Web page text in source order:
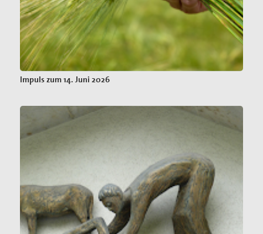
Impuls zum 14. Juni 2026